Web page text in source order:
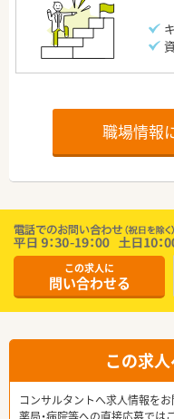
職場情報
この求人に
問い合わせる
この求
コンサルタントへ求人情報を